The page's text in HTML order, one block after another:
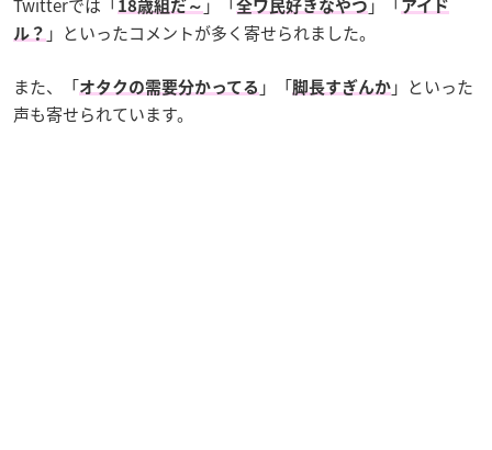
Twitterでは「18歳組だ～ 」「全ワ民好きなやつ 」「アイド
ル？ 」といったコメントが多く寄せられました。
また、「オタクの需要分かってる 」「脚長すぎんか 」といった
声も寄せられています。